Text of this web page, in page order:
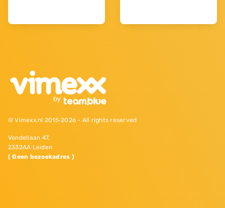
© Vimexx.nl 2015‐2026 - All rights reserved
Vondellaan 47,
2332AA Leiden
( Geen bezoekadres )